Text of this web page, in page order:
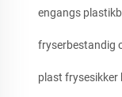
engangs
fryserbestandig
plast frysesikker